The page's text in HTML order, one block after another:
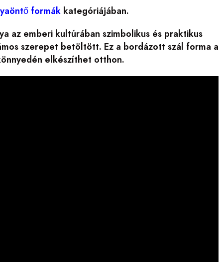
formák kategóriájában.
az emberi kultúrában szimbolikus és praktikus
szerepet betöltött. Ez a bordázott szál forma a
elkészíthet otthon.